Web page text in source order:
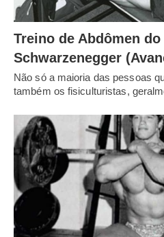
Treino de Abdômen do
Schwarzenegger
Não só a maioria das pessoas
também os fisiculturistas,